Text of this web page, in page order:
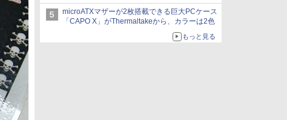
microATXマザーが2枚搭載できる巨大PCケース
「CAPO X」がThermaltakeから、カラーは2色
もっと見る